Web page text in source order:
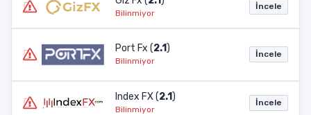
Bilinmiyor
İncele
Port Fx (2.1)
Bilinmiyor
İncele
Index FX (2.1)
Bilinmiyor
İncele